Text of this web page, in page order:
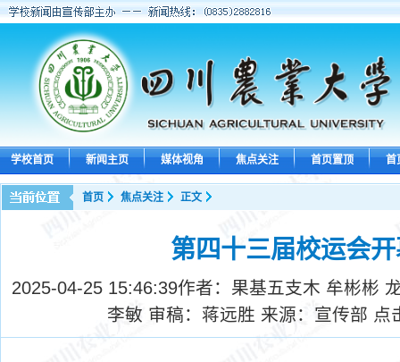
学校首页 新闻主页 媒体视角 焦点关注 首页置顶 首
首页 焦点关注 正文
第四十三届校运会
2025-04-25 15:46:39作者：果基五支木 牟彬彬
李敏 审稿：蒋远胜 来源：宣传部 点